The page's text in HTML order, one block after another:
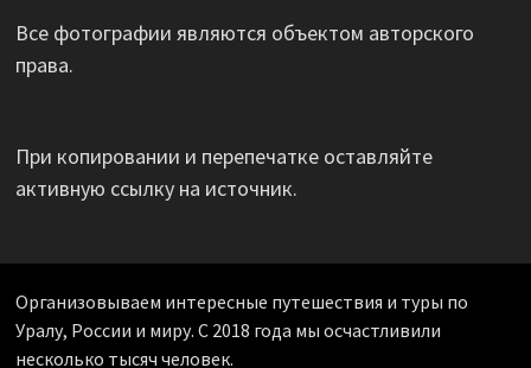
Все фотографии являются объектом авторского
права.
При копировании и перепечатке оставляйте
активную ссылку на источник.
Организовываем интересные путешествия и туры по
Уралу, России и миру. С 2018 года мы осчастливили
несколько тысяч человек.